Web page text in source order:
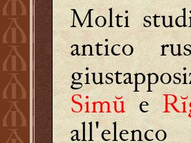
Molti
antico
Simŭ e